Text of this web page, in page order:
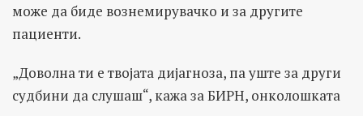
може да биде вознемирувачко и за другите
пациенти.
„Доволна ти е твојата дијагноза, па уште за други
судбини да слушаш“, кажа за БИРН, онколошката